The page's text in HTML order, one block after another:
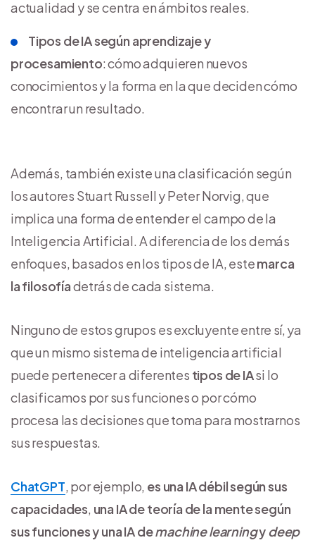
actualidad y se centra en ámbitos reales.
Tipos de IA según aprendizaje y
procesamiento: cómo adquieren nuevos
conocimientos y la forma en la que deciden cómo
encontrar un resultado.
Además, también existe una clasificación según
los autores Stuart Russell y Peter Norvig, que
implica una forma de entender el campo de la
Inteligencia Artificial. A diferencia de los demás
enfoques, basados en los tipos de IA, estemarca
la filosofíadetrás de cada sistema.
Ninguno de estos grupos es excluyente entre sí, ya
que un mismo sistema de inteligencia artificial
puede pertenecer a diferentes tipos de IAsi lo
clasificamos por sus funciones o por cómo
procesa las decisiones que toma para mostrarnos
sus respuestas.
ChatGPT, por ejemplo, es una IA débil según sus
capacidades, una IA de teoría de la mente según
sus funciones y una IA demachine learningy deep